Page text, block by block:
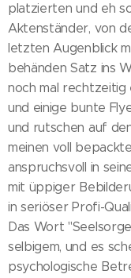
platzierten und eh
Aktenständer, von
letzten Augenblick
behänden Satz ins
noch mal rechtzeitig
und einige bunte
und rutschen auf
meinen voll
anspruchsvoll in
mit üppiger
in seriöser Profi-
Das Wort
selbigem, und es
psychologische